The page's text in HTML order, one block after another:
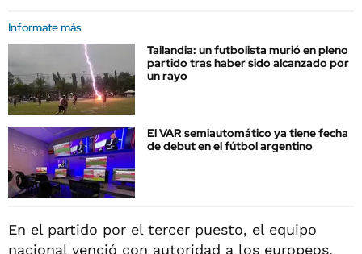
Informate más
Tailandia: un futbolista murió en pleno
partido tras haber sido alcanzado por
un rayo
El VAR semiautomático ya tiene fecha
de debut en el fútbol argentino
En el partido por el tercer puesto, el equipo
nacional venció con autoridad a los europeos,